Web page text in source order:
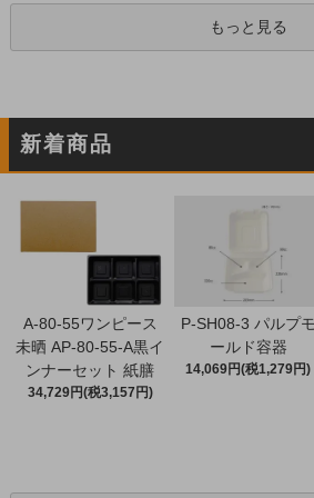
もっと見る
新着商品
A-80-55ワンピース
未晒 AP-80-55-A黒イ
ンナーセット 紙膳
34,729円(税3,157円)
P-SH08-3 パルプモ
ールド容器
14,069円(税1,279円)